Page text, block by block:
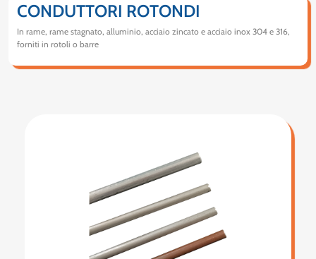
CONDUTTORI ROTONDI
In rame, rame stagnato, alluminio, acciaio zincato e acciaio inox 304 e 316,
forniti in rotoli o barre